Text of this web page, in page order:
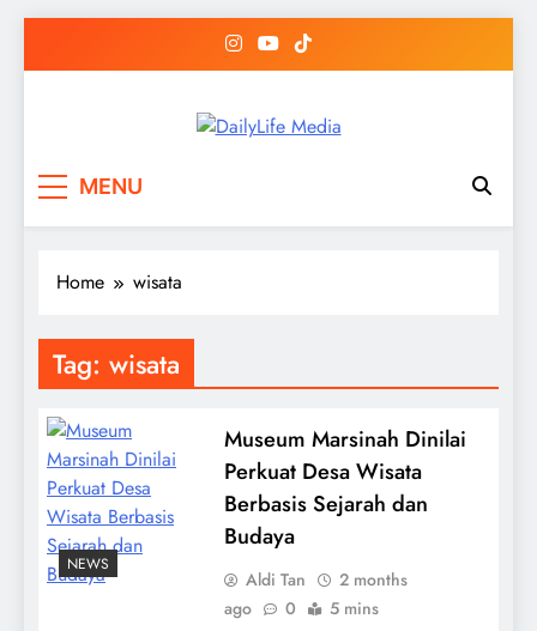
MENU
Home wisata
Tag: wisata
NEWS
Museum Marsinah Dinilai
Perkuat Desa Wisata
Berbasis Sejarah dan
Budaya
Aldi Tan
2 months
ago
0 5 mins